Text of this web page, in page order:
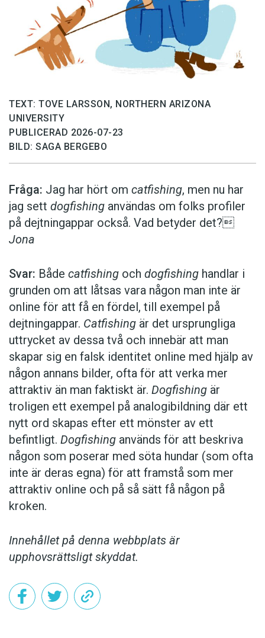
TEXT: TOVE LARSSON, NORTHERN ARIZONA
UNIVERSITY
PUBLICERAD 2026-07-23
BILD: SAGA BERGEBO
Fråga: Jag har hört om catfishing, men nu har
jag sett dogfishing användas om folks profiler
på dejtningappar också. Vad betyder det?
Jona
Svar: Både catfishing och dogfishing handlar i
grunden om att låtsas vara någon man inte är
online för att få en fördel, till exempel på
dejtningappar. Catfishing är det ursprungliga
uttrycket av dessa två och innebär att man
skapar sig en falsk identitet online med hjälp av
någon annans bilder, ofta för att verka mer
attraktiv än man faktiskt är. Dogfishing är
troligen ett exempel på analogibildning där ett
nytt ord skapas efter ett mönster av ett
befintligt. Dogfishing används för att beskriva
någon som poserar med söta hundar (som ofta
inte är deras egna) för att framstå som mer
attraktiv online och på så sätt få någon på
kroken.
Innehållet på denna webbplats är
upphovsrättsligt skyddat.